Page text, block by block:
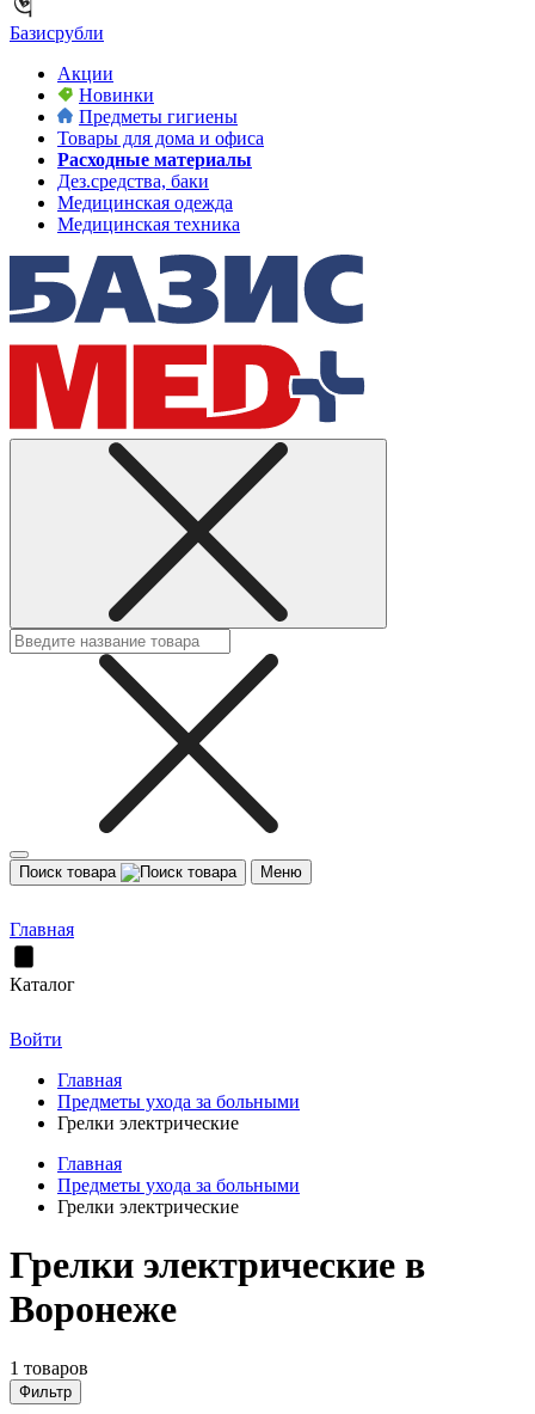
Базисрубли
Акции
Новинки
Предметы гигиены
Товары для дома и офиса
Расходные материалы
Дез.средства, баки
Медицинская одежда
Медицинская техника
Поиск товара Меню
Главная
Каталог
Войти
Главная
Предметы ухода за больными
Грелки электрические
Главная
Предметы ухода за больными
Грелки электрические
Грелки электрические в
Воронеже
1 товаров
Фильтр